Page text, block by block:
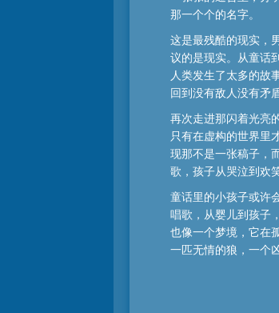
那一个个的名字。
这是最残酷的现实，
议的是现实。从童话
人类发生了太多的故
回到没有敌人没有矛
再次走进那闪着光亮
只有在虚构的世界里
现那不是一张稿子，
歌，孩子从哭泣到欢
童话里的小孩子或许
唱歌，从婴儿到孩子
也像一个梦境，它在
一匹无情的狼，一个